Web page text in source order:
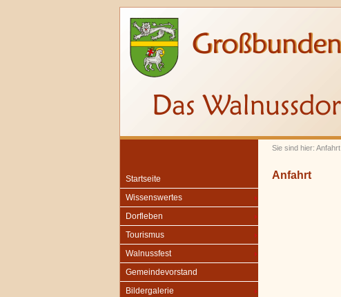
Sie sind hier: Anfahrt
Startseite
Wissenswertes
Dorfleben
Tourismus
Walnussfest
Gemeindevorstand
Bildergalerie
Anfahrt